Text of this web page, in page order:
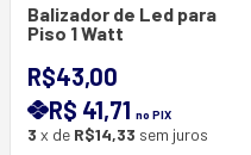
Balizador de Led para
Piso 1 Watt
R$43,00
R$ 41,71no PIX
3 x de R$14,33 sem juros